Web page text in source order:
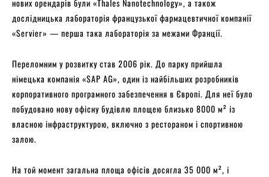
нових орендарів були «Thales Nanotechnology», а також
дослідницька лабораторія французької фармацевтичної компанії
«Servier» — перша така лабораторія за межами Франції.
Переломним у розвитку став 2006 рік. До парку прийшла
німецька компанія «SAP AG», один із найбільших розробників
корпоративного програмного забезпечення в Європі. Для неї було
побудовано нову офісну будівлю площею близько 8000 м² із
власною інфраструктурою, включно з рестораном і спортивною
залою.
На той момент загальна площа офісів досягла 35 000 м², і